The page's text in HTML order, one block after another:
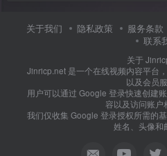
关于我们 隐私政策 服务条款
联系
关于
Jinricp.net 是一个在线视频内容平台
以及会员服
用户可以通过 Google 登录快速创建
容以及访问账户
我们仅收集 Google 登录授权所需的
姓名、头像和